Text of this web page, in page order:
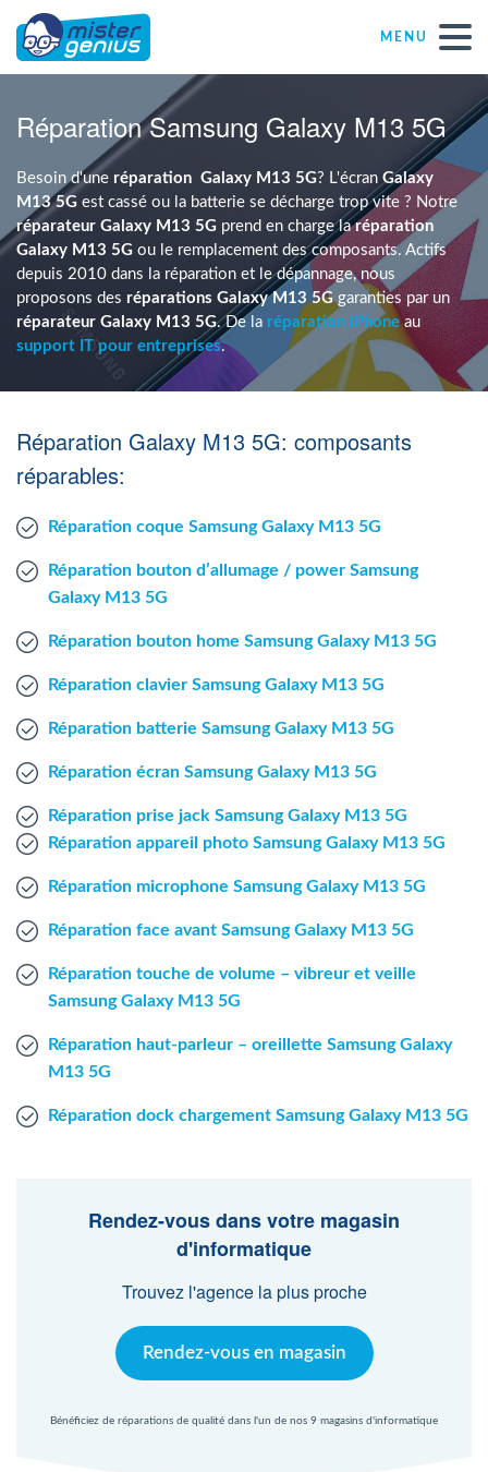
MENU
Réparations – Dépannages
Magasins informatiques toutes marques
Particulier
Indépendant
PME
ASBL
Agent Mac
Réparation Samsung Galaxy M13 5G
Besoin d'une réparation Galaxy M13 5G? L'écran Galaxy
M13 5G est cassé ou la batterie se décharge trop vite ? Notre
réparateur Galaxy M13 5G prend en charge laréparation
Galaxy M13 5G ou le remplacement des composants. Actifs
depuis 2010 dans la réparation et le dépannage, nous
proposons des réparations Galaxy M13 5Ggaranties par un
réparateur Galaxy M13 5G. De la réparation iPhoneau
support IT pour entreprises.
Réparation Galaxy M13 5G: composants
réparables:
Réparation coque Samsung Galaxy M13 5G
Réparation bouton d’allumage / power Samsung
Galaxy M13 5G
Réparation bouton home Samsung Galaxy M13 5G
Réparation clavier Samsung Galaxy M13 5G
Réparation batterie Samsung Galaxy M13 5G
Réparation écran Samsung Galaxy M13 5G
Réparation prise jack Samsung Galaxy M13 5G
Réparation appareil photo Samsung Galaxy M13 5G
Réparation microphone Samsung Galaxy M13 5G
Réparation face avant Samsung Galaxy M13 5G
Réparation touche de volume – vibreur et veille
Samsung Galaxy M13 5G
Réparation haut-parleur – oreillette Samsung Galaxy
M13 5G
Réparation dock chargement Samsung Galaxy M13 5G
Rendez-vous dans votre magasin
d'informatique
Trouvez l'agence la plus proche
Rendez-vous en magasin
Bénéficiez de réparations de qualité dans l'un de nos 9 magasins d'informatique